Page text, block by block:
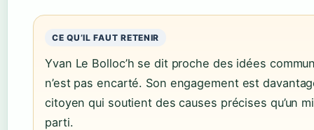
CE QU’IL FAUT RETENIR
Yvan Le Bolloc’h se dit proche des idées
n’est pas encarté. Son engagement est
citoyen qui soutient des causes précises qu’un
parti.